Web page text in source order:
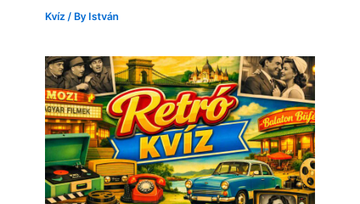
Kvíz / By István